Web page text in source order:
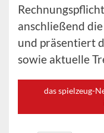
anschließend
und präsentiert
sowie aktuelle
das spielzeug-